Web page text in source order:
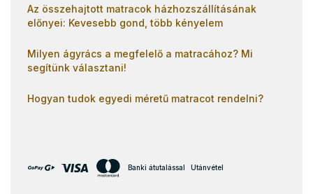
Az összehajtott matracok házhozszállításának
előnyei: Kevesebb gond, több kényelem
Milyen ágyrács a megfelelő a matracához? Mi
segítünk választani!
Hogyan tudok egyedi méretű matracot rendelni?
Banki átutalással Utánvétel